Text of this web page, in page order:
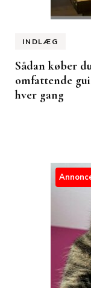
INDLÆG
Sådan køber
omfattende
hver gang